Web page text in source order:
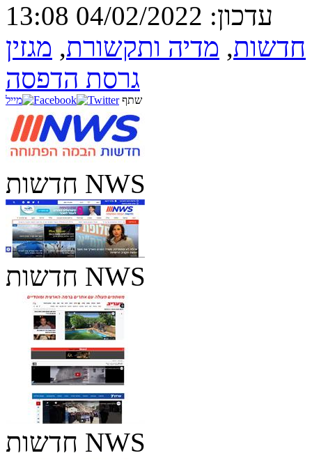
עדכון: 04/02/2022 13:08
חדשות, מדיה ותקשורת, מגזין
גרסת הדפסה
שתף מייל
חדשות NWS
חדשות NWS
חדשות NWS